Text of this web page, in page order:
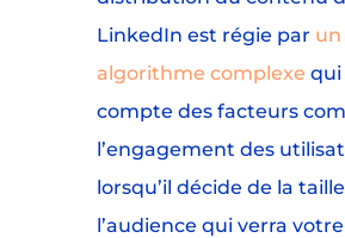
LinkedIn est régie par un
algorithme complexe qui
compte des facteurs
l’engagement des
lorsqu’il décide de la
l’audience qui verra